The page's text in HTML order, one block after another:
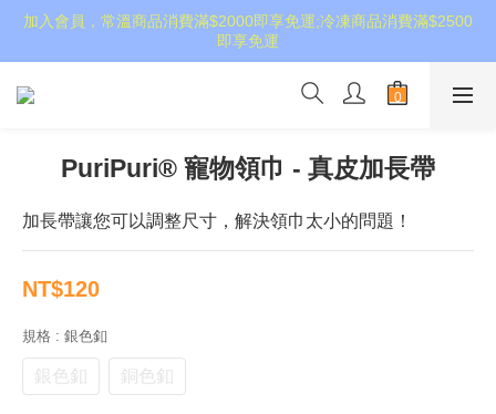
加入會員，常溫商品消費滿$2000即享免運;冷凍商品消費滿$2500
即享免運
PuriPuri® 寵物領巾 - 真皮加長帶
加長帶讓您可以調整尺寸，解決領巾太小的問題！
NT$120
規格 : 銀色釦
銀色釦 銅色釦